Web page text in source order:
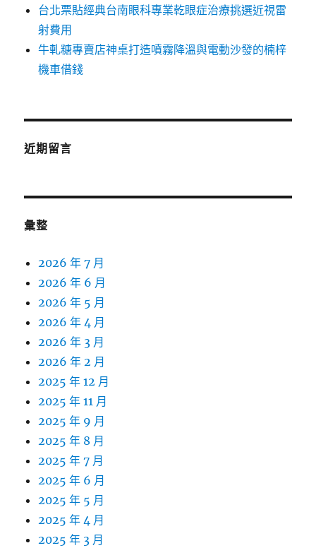
台北票貼經典台南眼科專業乾眼症治療挑選近視雷
射費用
牛軋糖專賣店神桌打造噴霧降溫與電動沙發的楠梓
機車借錢
近期留言
彙整
2026 年 7 月
2026 年 6 月
2026 年 5 月
2026 年 4 月
2026 年 3 月
2026 年 2 月
2025 年 12 月
2025 年 11 月
2025 年 9 月
2025 年 8 月
2025 年 7 月
2025 年 6 月
2025 年 5 月
2025 年 4 月
2025 年 3 月